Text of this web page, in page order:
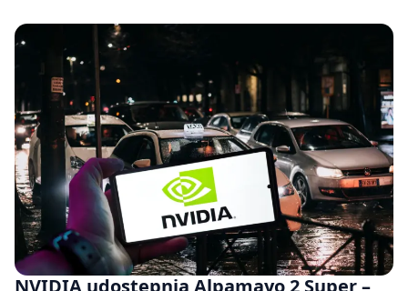
NVIDIA udostępnia Alpamayo 2 Super –